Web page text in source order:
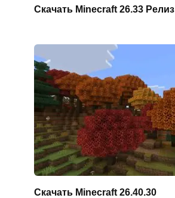
Скачать Minecraft 26.33 Релиз
Скачать Minecraft 26.40.30